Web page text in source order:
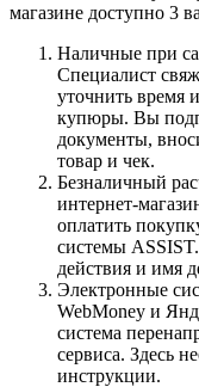
магазине доступно 3
Наличные при
Специалист
уточнить время
купюры. Вы
документы,
товар и чек.
Безналичный
интернет-
оплатить
системы
действия и имя
Электронные
WebMoney и
система
сервиса. Здесь
инструкции.